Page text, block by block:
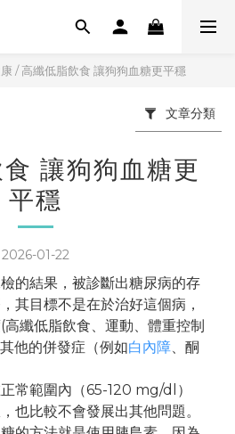
/高纖低脂飲食 讓狗狗血糖更平穩
文章分類
讓狗狗血糖更
平穩
2026-01-22
的結果，被診斷出糖尿病的存
其目標不是在於治好這個病，
纖低脂飲食、運動、體重控制
他的併發症（例如白內障、酮
常範圍內（65-120 mg/dl）
也比較不會發展出其他問題。